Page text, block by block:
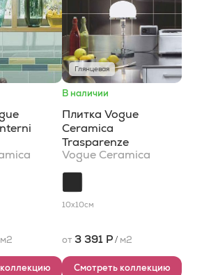
м2
Глянцевая
В наличии
Плитка Vogue
Ceramica
Trasparenze
Vogue Ceramica
10x10см
от 3 391 Р/ м2
Смотреть коллекцию